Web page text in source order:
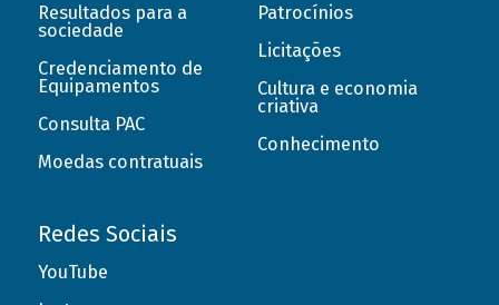
Resultados para a
sociedade
Credenciamento de
Equipamentos
Consulta PAC
Moedas contratuais
Patrocínios
Licitações
Cultura e economia
criativa
Conhecimento
Redes Sociais
YouTube